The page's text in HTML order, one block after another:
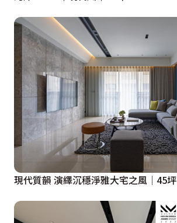
現代質韻 演繹沉穩淨雅大宅之風│45坪